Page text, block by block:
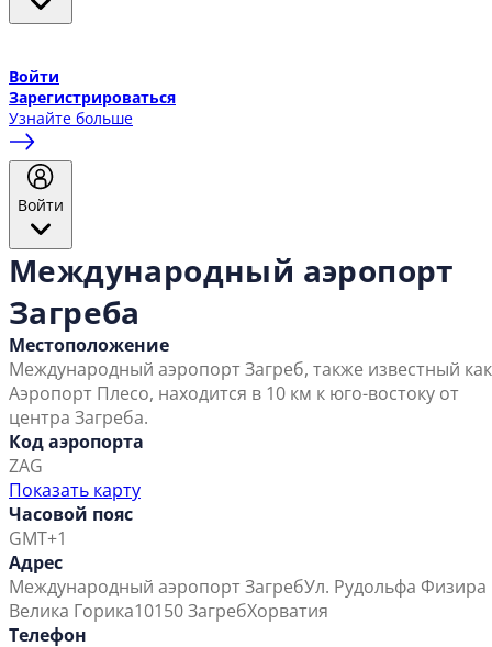
Войти
Зарегистрироваться
Узнайте больше
Войти
Международный аэропорт
Загреба
Местоположение
Международный аэропорт Загреб, также известный как
Аэропорт Плесо, находится в 10 км к юго-востоку от
центра Загреба.
Код аэропорта
ZAG
Показать карту
Часовой пояс
GMT+1
Адрес
Международный аэропорт ЗагребУл. Рудольфа Физира
Велика Горика10150 ЗагребХорватия
Телефон